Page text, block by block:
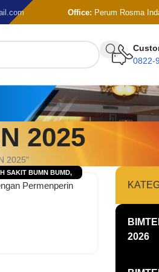
Office: Perum Rosma
0822-
2025
2025"
SAKIT BUMN BUMD,
,JADWAL BIMTEK 2026
Permenperin
2026